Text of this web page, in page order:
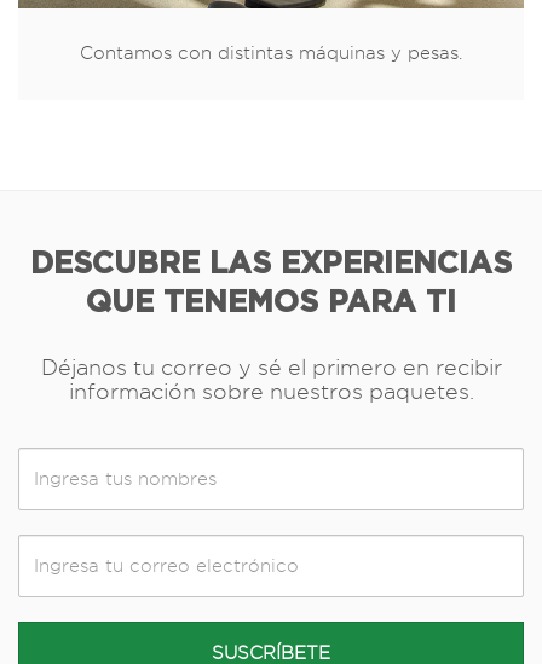
Contamos con distintas máquinas y pesas.
DESCUBRE LAS EXPERIENCIAS
QUE TENEMOS PARA TI
Déjanos tu correo y sé el primero en recibir
información sobre nuestros paquetes.
SUSCRÍBETE